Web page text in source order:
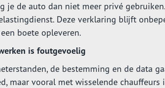
je de auto dan niet meer privé
Deze verklaring blijft
boete opleveren.
is foutgevoelig
de bestemming en de data
maar vooral met wisselende